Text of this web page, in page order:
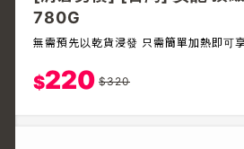
780G
無需預先以乾貨浸發 只需簡單加熱即可
$220 $320